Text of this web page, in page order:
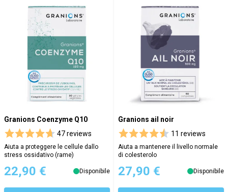
Granions Coenzyme Q10
47 reviews
Aiuta a proteggere le cellule dallo
stress ossidativo (rame)
22,90 € Disponibile
Granions ail noir
11 reviews
Aiuta a mantenere il livello normale
di colesterolo
27,90 € Disponibile